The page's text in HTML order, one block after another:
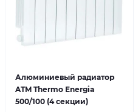
Алюминиевый радиатор
ATM Thermo Energia
500/100 (4 секции)